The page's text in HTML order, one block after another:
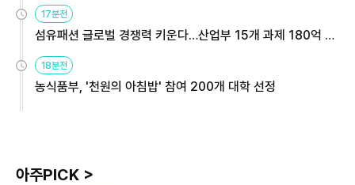
17분전
섬유패션 글로벌 경쟁력 키운다…산업부 15개 과제 180억 지
18분전
농식품부, '천원의 아침밥' 참여 200개 대학 선정
아주PICK >